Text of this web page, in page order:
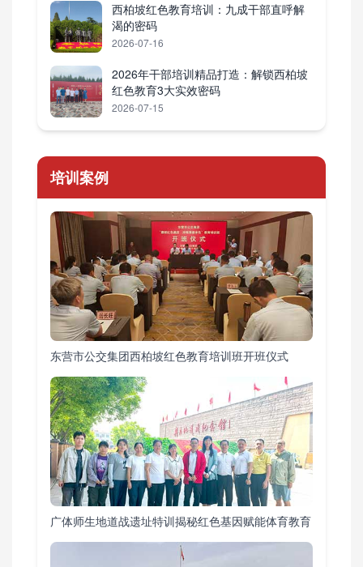
西柏坡红色教育培训：九成干部直呼解
渴的密码
2026-07-16
2026年干部培训精品打造：解锁西柏坡
红色教育3大实效密码
2026-07-15
培训案例
东营市公交集团西柏坡红色教育培训班开班仪式
广体师生地道战遗址特训揭秘红色基因赋能体育教育